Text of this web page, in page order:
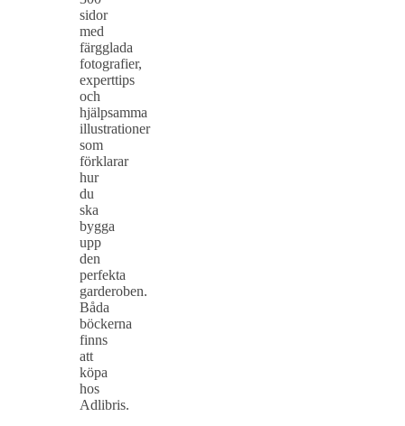
sidor
med
färgglada
fotografier,
experttips
och
hjälpsamma
illustrationer
som
förklarar
hur
du
ska
bygga
upp
den
perfekta
garderoben.
Båda
böckerna
finns
att
köpa
hos
Adlibris.